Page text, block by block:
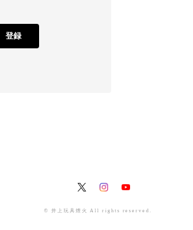
登録
© 井上玩具煙火 All rights reserved.